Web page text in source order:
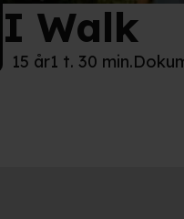
© Camera Film
I Walk
15 år1 t. 30 min.